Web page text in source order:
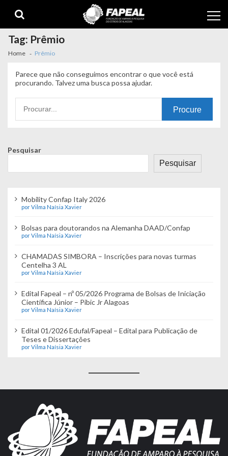
navigation
content
Tag: Prêmio
Home Prêmio
Parece que não conseguimos encontrar o que você está
procurando. Talvez uma busca possa ajudar.
por:
Pesquisar
Pesquisar
Mobility Confap Italy 2026
por Vilma Naísia Xavier
Bolsas para doutorandos na Alemanha DAAD/Confap
por Vilma Naísia Xavier
CHAMADAS SIMBORA – Inscrições para novas turmas
Centelha 3 AL
por Vilma Naísia Xavier
Edital Fapeal – nº 05/2026 Programa de Bolsas de Iniciação
Científica Júnior – Pibic Jr Alagoas
por Vilma Naísia Xavier
Edital 01/2026 Edufal/Fapeal – Edital para Publicação de
Teses e Dissertações
por Vilma Naísia Xavier